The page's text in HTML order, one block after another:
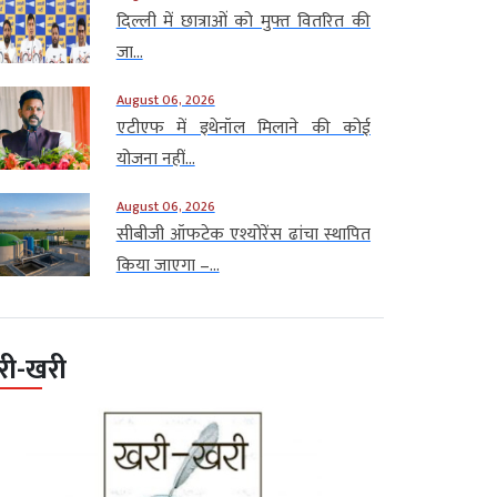
दिल्ली में छात्राओं को मुफ्त वितरित की
जा...
August 06, 2026
एटीएफ में इथेनॉल मिलाने की कोई
योजना नहीं...
August 06, 2026
सीबीजी ऑफटेक एश्योरेंस ढांचा स्थापित
किया जाएगा –...
खरी